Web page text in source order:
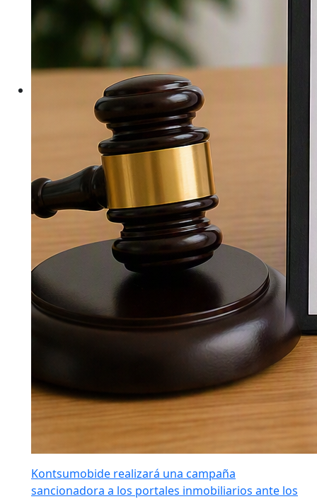
Kontsumobide realizará una campaña
sancionadora a los portales inmobiliarios ante los